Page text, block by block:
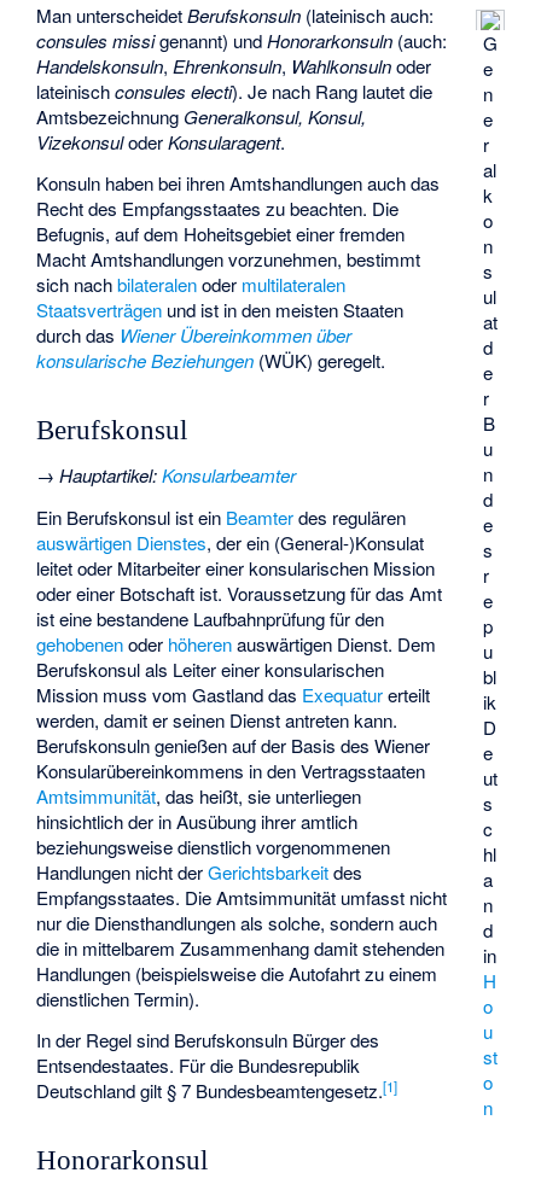
G
e
n
e
r
al
k
o
n
s
ul
at
d
e
r
B
u
n
d
e
s
r
e
p
u
bl
ik
D
e
ut
s
c
hl
a
n
d
in
H
o
u
st
o
n
Man unterscheidetBerufskonsuln (lateinisch auch:
consules missigenannt) undHonorarkonsuln (auch:
Handelskonsuln, Ehrenkonsuln, Wahlkonsulnoder
lateinischconsules electi). Je nach Rang lautet die
Amtsbezeichnung Generalkonsul, Konsul,
VizekonsuloderKonsularagent.
Konsuln haben bei ihren Amtshandlungen auch das
Recht des Empfangsstaates zu beachten. Die
Befugnis, auf dem Hoheitsgebiet einer fremden
Macht Amtshandlungen vorzunehmen, bestimmt
sich nachbilateralenoder multilateralen
Staatsverträgen und ist in den meisten Staaten
durch das Wiener Übereinkommen über
konsularische Beziehungen (WÜK) geregelt.
Berufskonsul
→Hauptartikel:Konsularbeamter
Ein Berufskonsul ist ein Beamterdes regulären
auswärtigen Dienstes, der ein (General-)Konsulat
leitet oder Mitarbeiter einer konsularischen Mission
oder einer Botschaft ist. Voraussetzung für das Amt
ist eine bestandene Laufbahnprüfung für den
gehobenenoder höherenauswärtigen Dienst. Dem
Berufskonsul als Leiter einer konsularischen
Mission muss vom Gastland das Exequaturerteilt
werden, damit er seinen Dienst antreten kann.
Berufskonsuln genießen auf der Basis des Wiener
Konsularübereinkommens in den Vertragsstaaten
Amtsimmunität, das heißt, sie unterliegen
hinsichtlich der in Ausübung ihrer amtlich
beziehungsweise dienstlich vorgenommenen
Handlungen nicht derGerichtsbarkeitdes
Empfangsstaates. Die Amtsimmunität umfasst nicht
nur die Diensthandlungen als solche, sondern auch
die in mittelbarem Zusammenhang damit stehenden
Handlungen (beispielsweise die Autofahrt zu einem
dienstlichen Termin).
In der Regel sind Berufskonsuln Bürger des
Entsendestaates. Für die Bundesrepublik
Deutschland gilt § 7 Bundesbeamtengesetz.[1]
Honorarkonsul